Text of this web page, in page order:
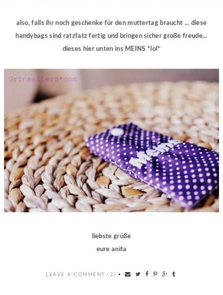
also, falls ihr noch geschenke für den muttertag braucht ... diese
handybags sind ratzfatz fertig und bringen sicher große freude...
dieses hier unten ins MEINS *lol*
liebste grüße
eure anita
LEAVE A COMMENT (2) •